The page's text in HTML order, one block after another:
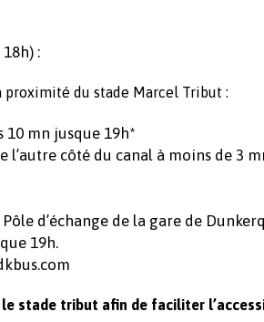
:
proximité du stade Marcel Tribut :
10 mn jusque 19h*
l’autre côté du canal à moins de 3
d’échange de la gare de
19h.
stade tribut afin de faciliter